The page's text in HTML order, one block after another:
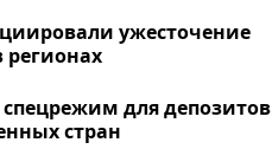
ужесточение
регионах
для депозитов
стран